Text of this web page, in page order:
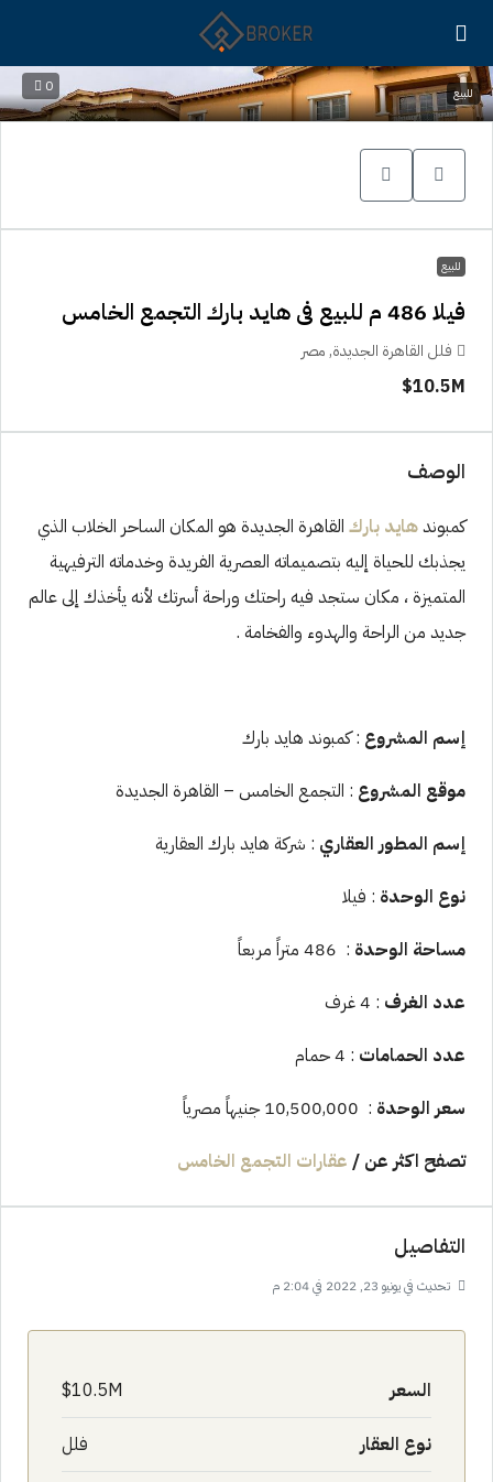
0 للبيع
للبيع
فيلا 486 م للبيع فى هايد بارك التجمع الخامس
فلل القاهرة الجديدة, مصر
10.5M$
الوصف
كمبوندهايد بارك القاهرة الجديدة هو المكان الساحر الخلاب الذي
يجذبك للحياة إليه بتصميماته العصرية الفريدة وخدماته الترفيهية
المتميزة ، مكان ستجد فيه راحتك وراحة أسرتك لأنه يأخذك إلى عالم
جديد من الراحة والهدوء والفخامة .
إسم المشروع : كمبوند هايد بارك
موقع المشروع : التجمع الخامس – القاهرة الجديدة
إسم المطور العقاري : شركة هايد بارك العقارية
نوع الوحدة : فيلا
مساحة الوحدة : 486 متراً مربعاً
عدد الغرف : 4 غرف
عدد الحمامات : 4 حمام
سعر الوحدة : 10,500,000 جنيهاً مصرياً
تصفح اكثر عن / عقارات التجمع الخامس
التفاصيل
تحديث في يونيو 23, 2022 في 2:04 م
السعر 10.5M$
نوع العقار فلل